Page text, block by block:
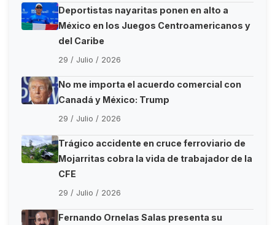
Deportistas nayaritas ponen en alto a
México en los Juegos Centroamericanos y
del Caribe
29 / Julio / 2026
No me importa el acuerdo comercial con
Canadá y México: Trump
29 / Julio / 2026
Trágico accidente en cruce ferroviario de
Mojarritas cobra la vida de trabajador de la
CFE
29 / Julio / 2026
Fernando Ornelas Salas presenta su